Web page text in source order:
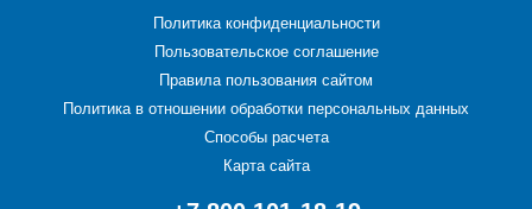
Политика конфиденциальности
Пользовательское соглашение
Правила пользования сайтом
Политика в отношении обработки персональных данных
Способы расчета
Карта сайта